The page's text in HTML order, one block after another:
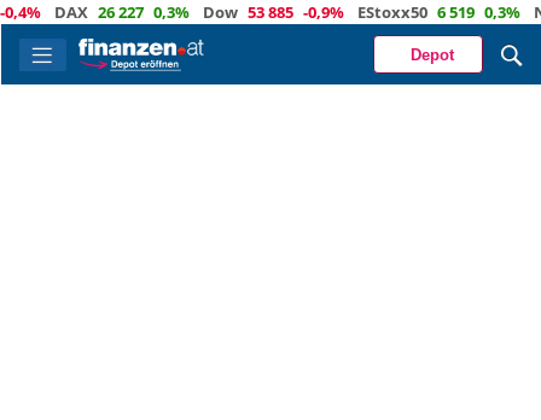
DAX 26 227 0,3% Dow 53 885 -0,9% EStoxx50 6 519 0,3%
Depot